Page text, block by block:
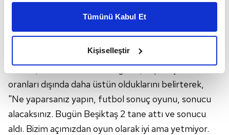
daha iyi reklam deneyimi yaşatabiliriz. Bunu yaparken
amacımızın size daha iyi bir reklam deneyimi sunmak
elimizden gelen çabayı gösterdiğimizi ve bu noktada,
kalemimiz olduğunu sizlere hatırlatmak isteriz.
Her halükârda, kullanıcılar, bu çerezlere izin vermedikleri
takdirde, kullanıcılara hedefli reklamlar
gösterilmeyecektir."
Tümünü Kabul Et
Kişiselleştir
Kafkas, istatistiklere bakıldığında, topla oynama
oranları dışında daha üstün olduklarını belirterek,
"Ne yaparsanız yapın, futbol sonuç oyunu, sonucu
alacaksınız. Bugün Beşiktaş 2 tane attı ve sonucu
aldı. Bizim açımızdan oyun olarak iyi ama yetmiyor.